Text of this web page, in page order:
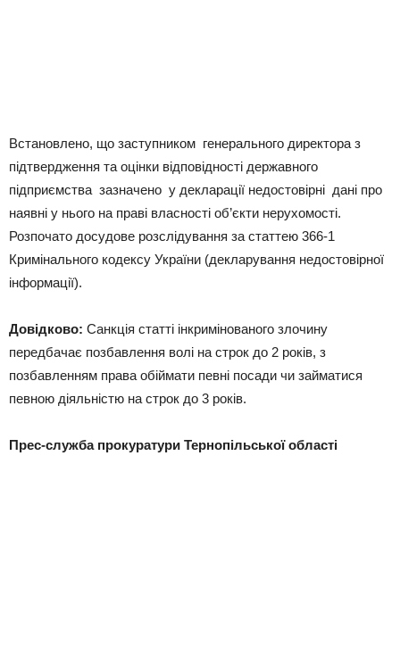
Встановлено, що заступником генерального директора з
підтвердження та оцінки відповідності державного
підприємства зазначено у декларації недостовірні дані про
наявні у нього на праві власності об’єкти нерухомості.
Розпочато досудове розслідування за статтею 366-1
Кримінального кодексу України (декларування недостовірної
інформації).
Довідково: Санкція статті інкримінованого злочину
передбачає позбавлення волі на строк до 2 років, з
позбавленням права обіймати певні посади чи займатися
певною діяльністю на строк до 3 років.
Прес-служба прокуратури Тернопільської області